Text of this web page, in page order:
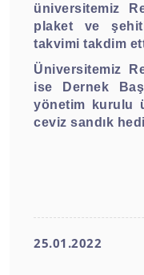
üniversitemiz
plaket ve
takvimi takdim
Üniversitemiz
ise Dernek
yönetim kurulu
ceviz sandık
25.01.2022